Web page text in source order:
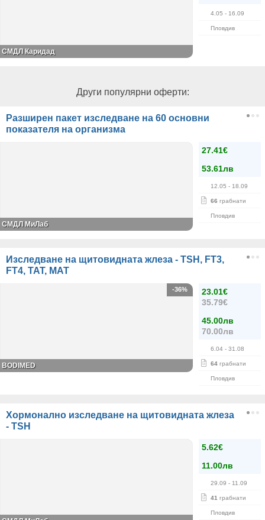
4.05 - 16.09
Пловдив
СМДЛ Каридад
Други популярни оферти:
Разширен пакет изследване на 60 основни
показателя на организма
27.41€
53.61лв
12.05 - 18.09
66 грабнати
Пловдив
СМДЛ МиЛаб
Изследване на щитовидната жлеза - TSH, FT3,
FT4, ТАТ, МАТ
23.01€
35.79€
45.00лв
70.00лв
6.04 - 31.08
64 грабнати
Пловдив
-36%
BODIMED
Хормонално изследване на щитовидната жлеза
- TSH
5.62€
11.00лв
29.09 - 11.09
41 грабнати
Пловдив